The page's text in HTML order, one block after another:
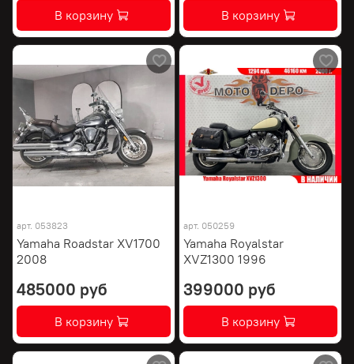
В корзину В корзину
арт. 053823
Yamaha Roadstar XV1700
2008
485000 руб
В корзину
арт. 050259
Yamaha Royalstar
XVZ1300 1996
399000 руб
В корзину